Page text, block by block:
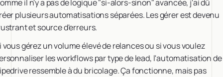
il n'y a pas de logique "si-alors-sinon" avancée, j'ai dû
plusieurs automatisations séparées. Les gérer est devenu
et source d'erreurs.
vous gérez un volume élevé de relances ou si vous voulez
les workflows par type de lead, l'automatisation de
ressemble à du bricolage. Ça fonctionne, mais pas